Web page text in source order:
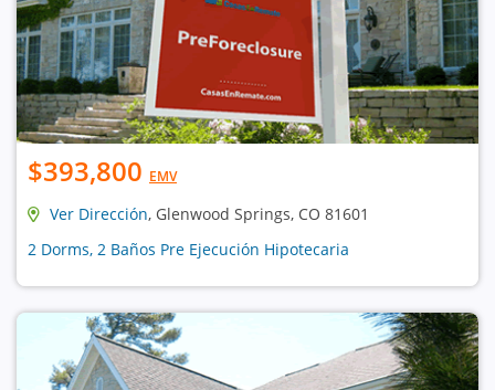
$393,800 EMV
Ver Dirección, Glenwood Springs, CO 81601
2 Dorms, 2 Baños Pre Ejecución Hipotecaria